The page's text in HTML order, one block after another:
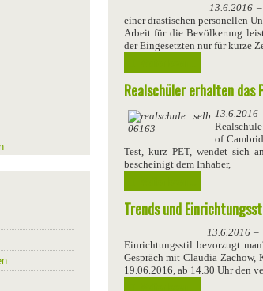
13.6.2016–
einer drastischen personellen
Arbeit für die Bevölkerung
der Eingesetzten nur für kurze
Realschüler erhalten das
13.6.2016
of
Test, kurz PET, wendet sich
bescheinigt dem Inhaber,
Trends und
13.6.2016–
Einrichtungsstil bevorzugt
Gespräch mit Claudia Zachow,
19.06.2016, ab 14.30 Uhr den